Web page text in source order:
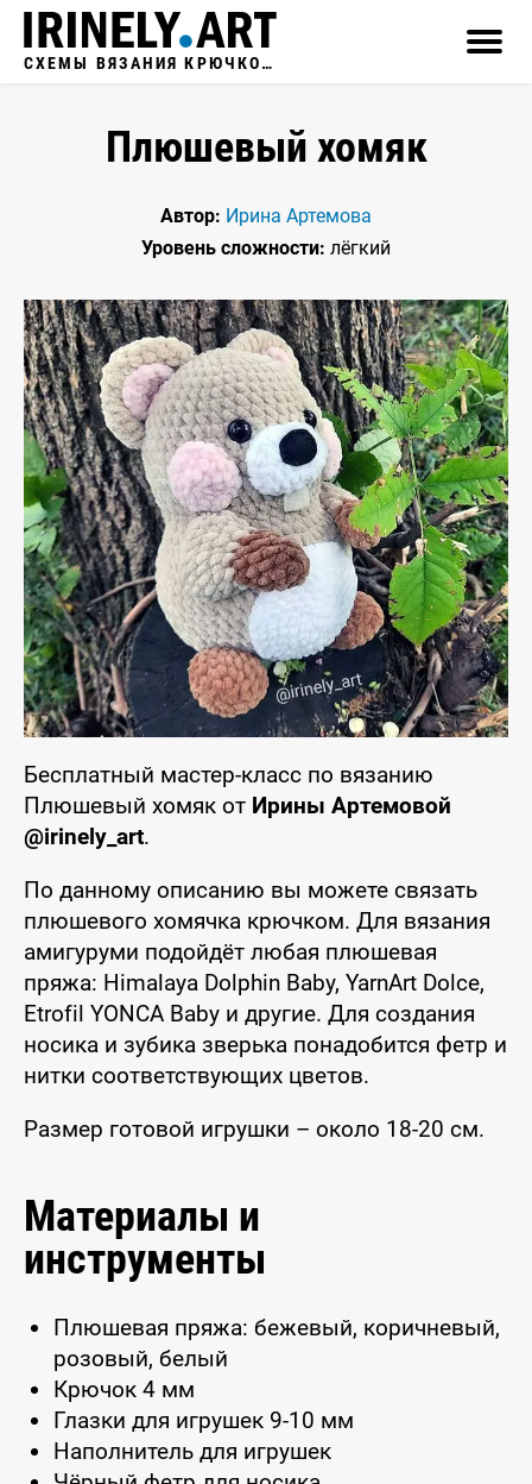
СХЕМЫ ВЯЗАНИЯ КРЮЧКОМ
Плюшевый хомяк
Автор: Ирина Артемова
Уровень сложности: лёгкий
Бесплатный мастер-класс по вязанию
Плюшевый хомяк от Ирины Артемовой
@irinely_art.
По данному описанию вы можете связать
плюшевого хомячка крючком. Для вязания
амигуруми подойдёт любая плюшевая
пряжа: Himalaya Dolphin Baby, YarnArt Dolce,
Etrofil YONCA Baby и другие. Для создания
носика и зубика зверька понадобится фетр и
нитки соответствующих цветов.
Размер готовой игрушки – около 18-20 см.
Материалы и
инструменты
Плюшевая пряжа: бежевый, коричневый,
розовый, белый
Крючок 4 мм
Глазки для игрушек 9-10 мм
Наполнитель для игрушек